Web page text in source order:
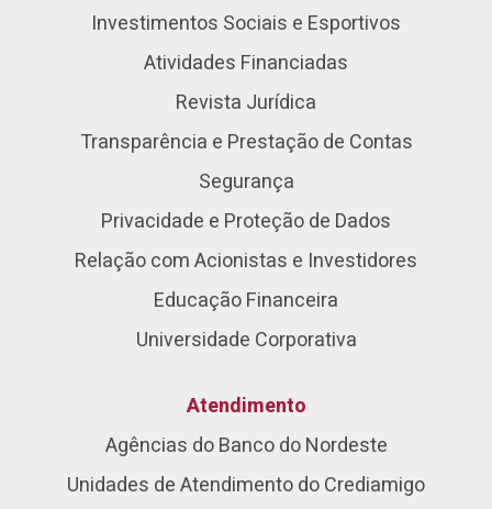
Investimentos Sociais e Esportivos
Atividades Financiadas
Revista Jurídica
Transparência e Prestação de Contas
Segurança
Privacidade e Proteção de Dados
Relação com Acionistas e Investidores
Educação Financeira
Universidade Corporativa
Atendimento
Agências do Banco do Nordeste
Unidades de Atendimento do Crediamigo